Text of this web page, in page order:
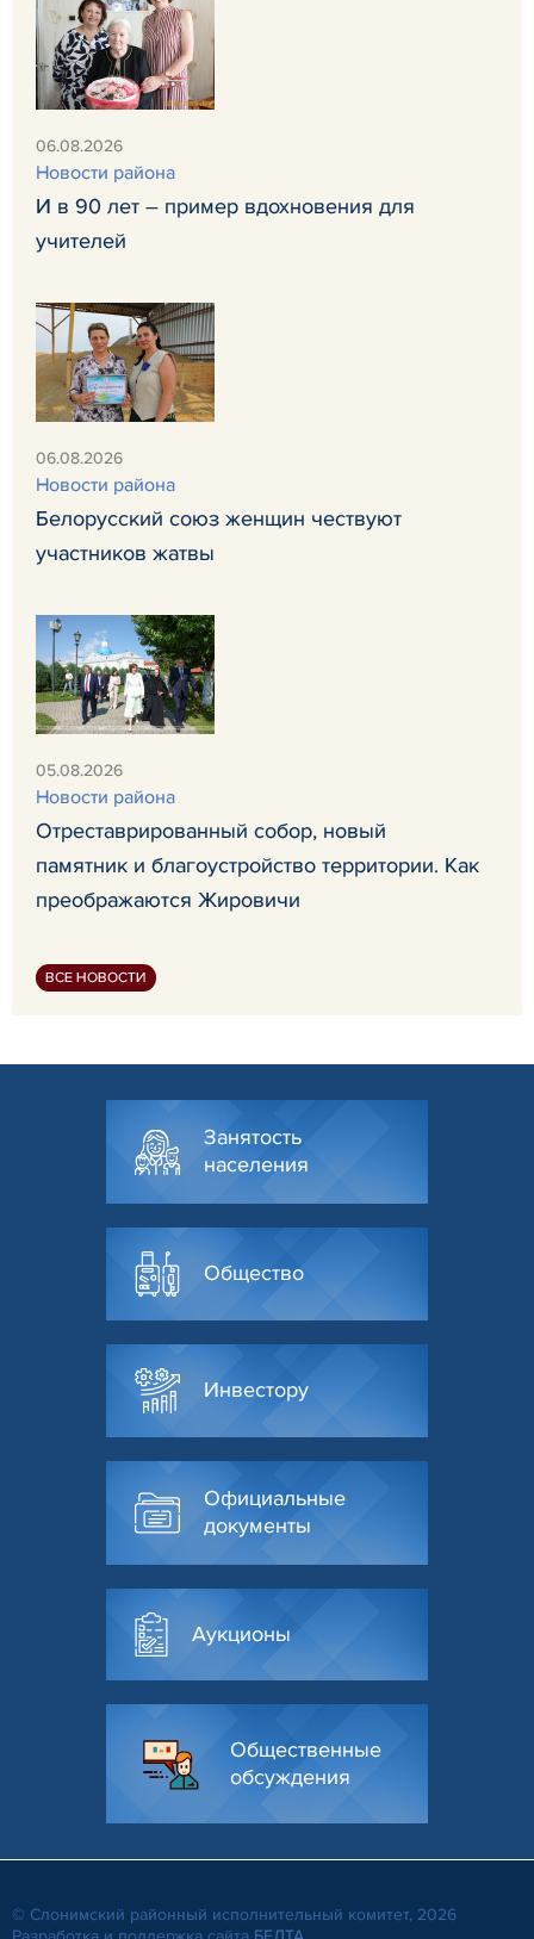
06.08.2026
Новости района
И в 90 лет – пример вдохновения для
учителей
06.08.2026
Новости района
Белорусский союз женщин чествуют
участников жатвы
05.08.2026
Новости района
Отреставрированный собор, новый
памятник и благоустройство территории. Как
преображаются Жировичи
ВСЕ НОВОСТИ
Занятость
населения
Общество
Инвестору
Официальные
документы
Аукционы
Общественные
обсуждения
© Слонимский районный исполнительный комитет, 2026